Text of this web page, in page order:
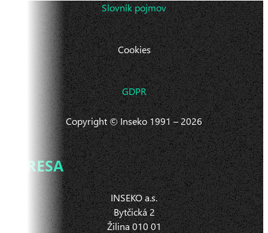
Slovník pojmov
Cookies
GDPR
Copyright © Inseko 1991 – 2026
ADRESA
INSEKO a.s.
Bytčická 2
Žilina 010 01